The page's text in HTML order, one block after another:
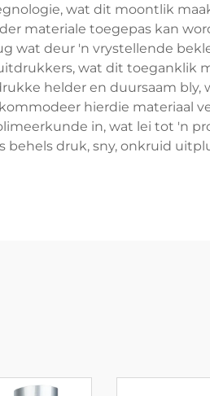
wat dit moontlik
materiale toegepas kan
wat deur 'n vrystellende
wat dit toeganklik
helder en duursaam
hierdie materiaal
in, wat lei tot 'n
behels druk, sny, onkruid